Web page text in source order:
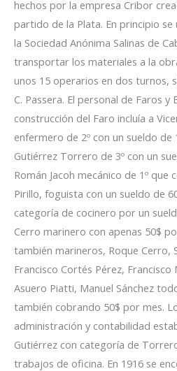
hechos por la empresa Cribor
partido de la Plata. En principio
la Sociedad Anónima Salinas de
transportar los materiales a la
unos 15 operarios en dos turnos,
C. Passera. El personal de Faros
construcción del Faro incluía a
enfermero de 2º con un sueldo
Gutiérrez Torrero de 3º con un
Román Jacoh mecánico de 1º que
Pirillo, foguista con un sueldo de
categoría de cocinero por un
Cerro marinero con apenas 50$
también marineros, Roque Cerro,
Francisco Cortés Pérez,
Asuero Piatti, Manuel Sánchez
también cobrando 50$ por mes.
administración y contabilidad
Gutiérrez con categoría de
trabajos de oficina. En 1916 se